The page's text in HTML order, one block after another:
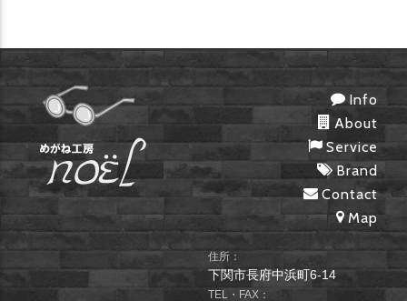
Info
About
Service
Brand
Contact
Map
住所：
下関市長府中浜町6-14
TEL・FAX：